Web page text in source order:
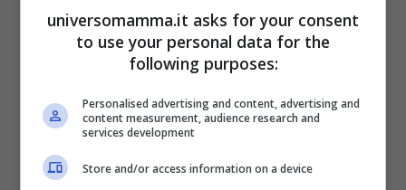
universomamma.it asks for your consent
to use your personal data for the
following purposes:
Personalised advertising and content, advertising and
content measurement, audience research and
services development
Store and/or access information on a device